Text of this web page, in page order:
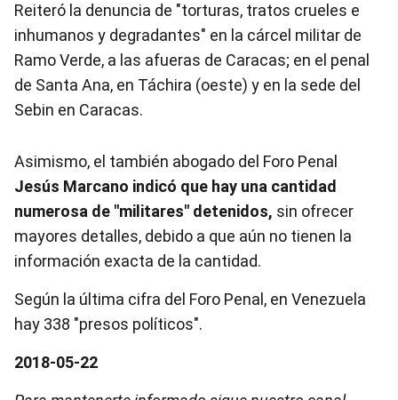
Reiteró la denuncia de "torturas, tratos crueles e
inhumanos y degradantes" en la cárcel militar de
Ramo Verde, a las afueras de Caracas; en el penal
de Santa Ana, en Táchira (oeste) y en la sede del
Sebin en Caracas.
Asimismo, el también abogado del Foro Penal
Jesús Marcano indicó que hay una cantidad
numerosa de "militares" detenidos, sin ofrecer
mayores detalles, debido a que aún no tienen la
información exacta de la cantidad.
Según la última cifra del Foro Penal, en Venezuela
hay 338 "presos políticos".
2018-05-22